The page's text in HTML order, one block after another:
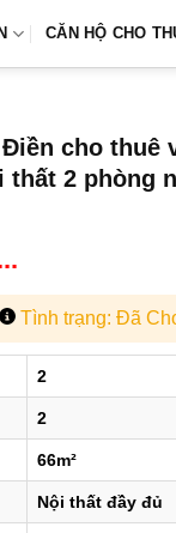
CĂN HỘ CHO
cho thuê
thất 2 phòng
Tình trạng: Đã
2
2
66m²
Nội thất đầy đủ